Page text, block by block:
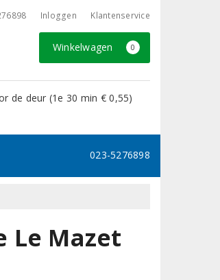
Inloggen Klantenservice
Winkelwagen 0
de deur (1e 30 min € 0,55)
023-5276898
Le Mazet